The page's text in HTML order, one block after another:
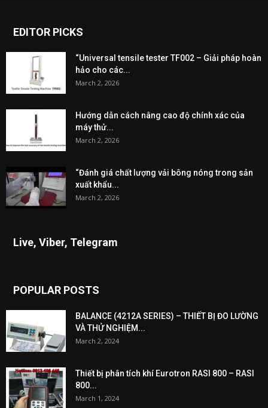
EDITOR PICKS
“Universal tensile tester TF002 – Giải pháp hoàn
hảo cho các...
March 2, 2026
Hướng dẫn cách nâng cao độ chính xác của
máy thử...
March 2, 2026
“Đánh giá chất lượng vải bông nóng trong sản
xuất khẩu...
March 2, 2026
Live, Viber, Telegram
POPULAR POSTS
BALANCE (4212A SERIES) – THIẾT BỊ ĐO LƯỜNG
VÀ THỬ NGHIỆM...
March 2, 2024
Thiết bị phân tích khí Eurotron RASI 800 – RASI
800...
March 1, 2024